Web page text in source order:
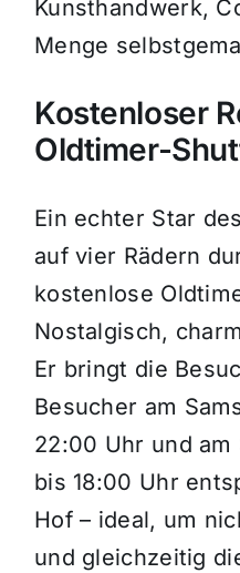
Kunsthandwerk,
Menge
Kostenloser
Oldtimer-
Ein echter Star
auf vier Rädern
kostenlose
Nostalgisch,
Er bringt die
Besucher am
22:00 Uhr und am
bis 18:00 Uhr
Hof – ideal, um
und gleichzeitig